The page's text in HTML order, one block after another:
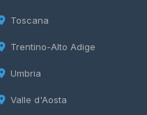
Toscana
Trentino-Alto Adige
Umbria
Valle d'Aosta